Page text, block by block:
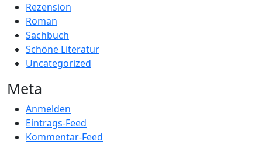
Rezension
Roman
Sachbuch
Schöne Literatur
Uncategorized
Meta
Anmelden
Eintrags-Feed
Kommentar-Feed